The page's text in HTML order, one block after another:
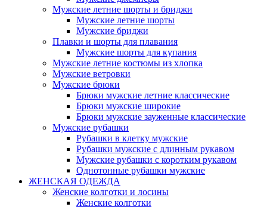
Мужские летние шорты и бриджи
Мужские летние шорты
Мужские бриджи
Плавки и шорты для плавания
Мужские шорты для купания
Мужские летние костюмы из хлопка
Мужские ветровки
Мужские брюки
Брюки мужские летние классические
Брюки мужские широкие
Брюки мужские зауженные классические
Мужские рубашки
Рубашки в клетку мужские
Рубашки мужские с длинным рукавом
Мужские рубашки с коротким рукавом
Однотонные рубашки мужские
ЖЕНСКАЯ ОДЕЖДА
Женские колготки и лосины
Женские колготки